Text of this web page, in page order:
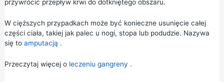
przywrócić przepływ krwi do dotkniętego obszaru.
W cięższych przypadkach może być konieczne usunięcie całej
części ciała, takiej jak palec u nogi, stopa lub podudzie. Nazywa
się to amputacją .
Przeczytaj więcej o leczeniu gangreny .